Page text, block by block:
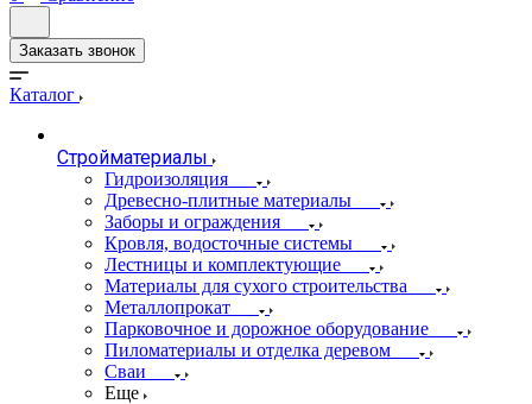
Заказать звонок
Каталог
Стройматериалы
Гидроизоляция
Древесно-плитные материалы
Заборы и ограждения
Кровля, водосточные системы
Лестницы и комплектующие
Материалы для сухого строительства
Металлопрокат
Парковочное и дорожное оборудование
Пиломатериалы и отделка деревом
Сваи
Еще